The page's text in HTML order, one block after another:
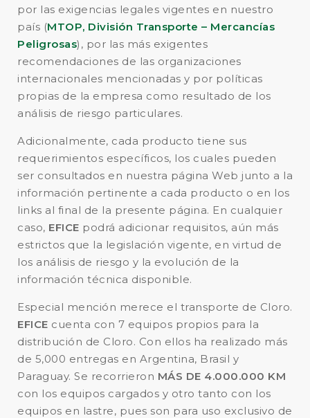
por las exigencias legales vigentes en nuestro
país (MTOP, División Transporte – Mercancías
Peligrosas), por las más exigentes
recomendaciones de las organizaciones
internacionales mencionadas y por políticas
propias de la empresa como resultado de los
análisis de riesgo particulares.
Adicionalmente, cada producto tiene sus
requerimientos específicos, los cuales pueden
ser consultados en nuestra página Web junto a la
información pertinente a cada producto o en los
links al final de la presente página. En cualquier
caso, EFICE podrá adicionar requisitos, aún más
estrictos que la legislación vigente, en virtud de
los análisis de riesgo y la evolución de la
información técnica disponible.
Especial mención merece el transporte de Cloro.
EFICE cuenta con 7 equipos propios para la
distribución de Cloro. Con ellos ha realizado más
de 5,000 entregas en Argentina, Brasil y
Paraguay. Se recorrieron MÁS DE 4.000.000 KM
con los equipos cargados y otro tanto con los
equipos en lastre, pues son para uso exclusivo de